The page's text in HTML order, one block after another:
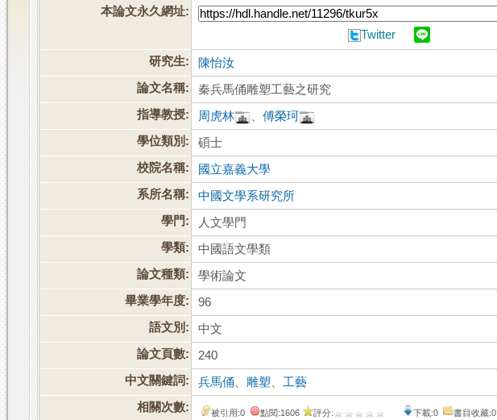
本論文永久網址:
Twitter
研究生:
陳怡汝
論文名稱:
秦兵馬俑雕塑工藝之研究
指導教授:
周虎林 、傅榮珂
學位類別:
碩士
校院名稱:
國立嘉義大學
系所名稱:
中國文學系研究所
學門:
人文學門
學類:
中國語文學類
論文種類:
學術論文
畢業學年度:
96
語文別:
中文
論文頁數:
240
中文關鍵詞:
兵馬俑 雕塑
工藝
相關次數:
被引用:0 點閱:1606 評分: 下載:0 書目收藏:0